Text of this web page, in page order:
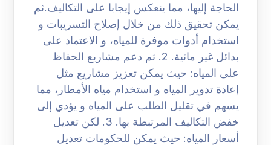
الحاجة إليها، مما ينعكس إيجابا على التكاليف.ثم
يمكن تحقيق ذلك من خلال إصلاح التسريبات و
استخدام أدوات موفرة للمياه، و الاعتماد على
بدائل غير مائية. 2. ثم دعم مشاريع الحفاظ
على المياه: حيث يمكن تعزيز مشاريع مثل
إعادة تدوير المياه و استخدام مياه الأمطار، مما
يسهم في تقليل الطلب على المياه و يؤدي إلى
خفض التكاليف المرتبطة بها. 3. لكن تعديل
أسعار المياه: حيث يمكن للحكومات تعديل